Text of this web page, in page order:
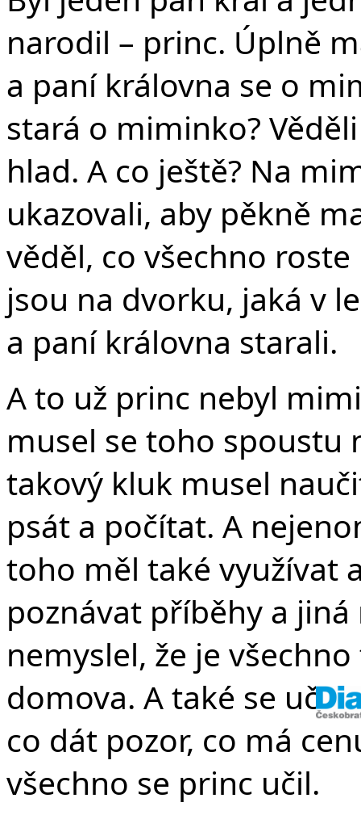
v
narodil – princ. Úplně
a paní královna se o
stará o miminko?
hlad. A co ještě? Na
ukazovali, aby pěkně
věděl, co všechno
jsou na dvorku, jaká v
a paní královna starali.
A to už princ nebyl
musel se toho spoustu
takový kluk musel
psát a počítat. A
toho měl také využívat
poznávat příběhy a
nemyslel, že je
domova. A také se učil
co dát pozor, co má
všechno se princ učil.